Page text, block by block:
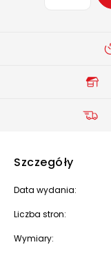
Szczegóły
Data wydania:
Liczba stron:
Wymiary: